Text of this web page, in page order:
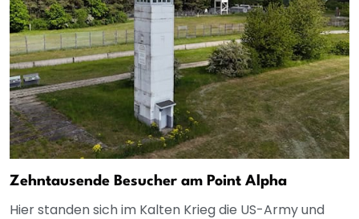
Zehntausende Besucher am Point Alpha
Hier standen sich im Kalten Krieg die US-Army und